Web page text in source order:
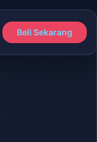
Beli Sekarang